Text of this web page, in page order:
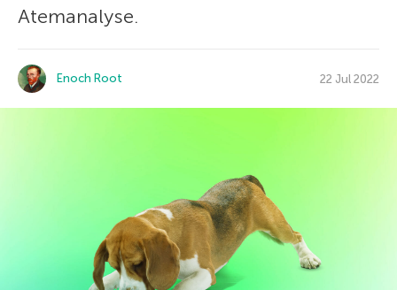
Atemanalyse.
Enoch Root 22 Jul 2022